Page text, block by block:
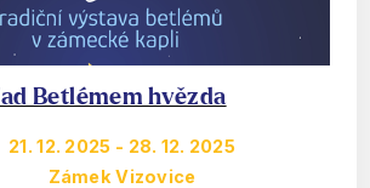
Betlémem hvězda
21. 12. 2025 - 28. 12. 2025
Zámek Vizovice